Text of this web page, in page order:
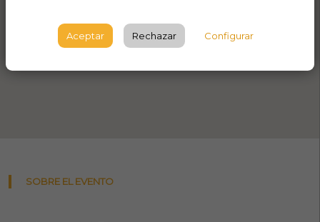
SOBRE EL EVENTO
Aceptar Rechazar Configurar